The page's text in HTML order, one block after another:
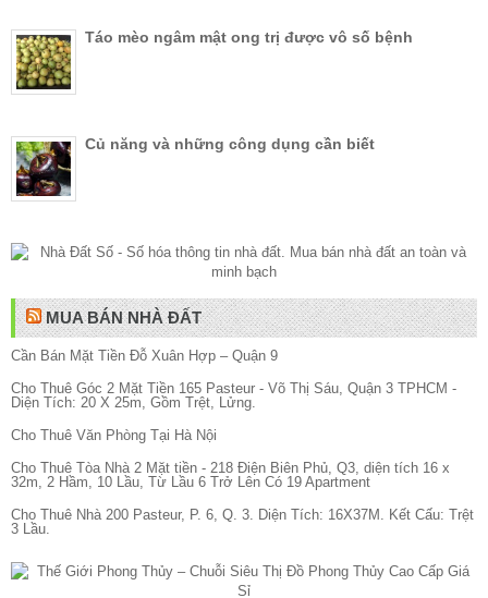
Táo mèo ngâm mật ong trị được vô số bệnh
Củ năng và những công dụng cần biết
MUA BÁN NHÀ ĐẤT
Cần Bán Mặt Tiền Đỗ Xuân Hợp – Quận 9
Cho Thuê Góc 2 Mặt Tiền 165 Pasteur - Võ Thị Sáu, Quận 3 TPHCM -
Diện Tích: 20 X 25m, Gồm Trệt, Lửng.
Cho Thuê Văn Phòng Tại Hà Nội
Cho Thuê Tòa Nhà 2 Mặt tiền - 218 Điện Biên Phủ, Q3, diện tích 16 x
32m, 2 Hầm, 10 Lầu, Từ Lầu 6 Trở Lên Có 19 Apartment
Cho Thuê Nhà 200 Pasteur, P. 6, Q. 3. Diện Tích: 16X37M. Kết Cấu: Trệt
3 Lầu.